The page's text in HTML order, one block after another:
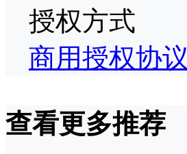
授权方式
商用授权协议
查看更多推荐